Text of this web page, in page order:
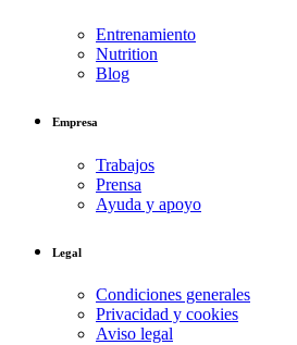
Entrenamiento
Nutrition
Blog
Empresa
Trabajos
Prensa
Ayuda y apoyo
Legal
Condiciones generales
Privacidad y cookies
Aviso legal